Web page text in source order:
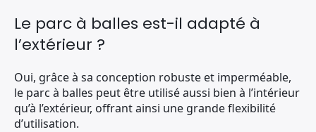
Le parc à balles est-il adapté à
l’extérieur ?
Oui, grâce à sa conception robuste et imperméable,
le parc à balles peut être utilisé aussi bien à l’intérieur
qu’à l’extérieur, offrant ainsi une grande flexibilité
d’utilisation.